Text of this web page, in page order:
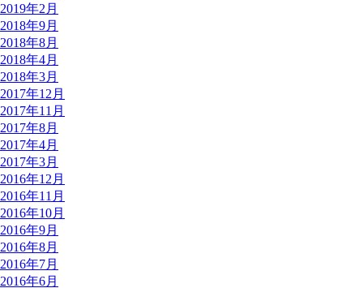
2019年2月
2018年9月
2018年8月
2018年4月
2018年3月
2017年12月
2017年11月
2017年8月
2017年4月
2017年3月
2016年12月
2016年11月
2016年10月
2016年9月
2016年8月
2016年7月
2016年6月